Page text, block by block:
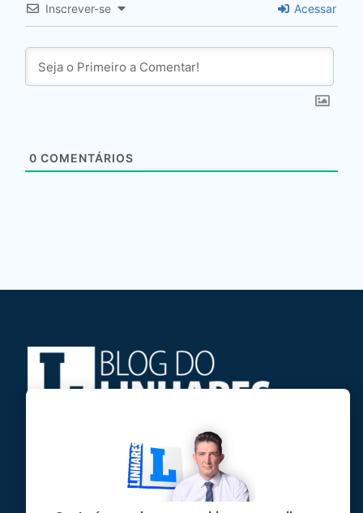
Inscrever-se Acessar
0 COMENTÁRIOS
Jose Linhares Jr é maranhense.
Formado em Jornalismo, estudou filosofia
e tem pós-graduações em ciência política